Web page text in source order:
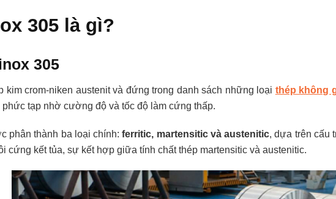
305 là gì?
305
kim crom-niken austenit và đứng trong danh sách những loại thép không
tạp nhờ cường độ và tốc độ làm cứng thấp.
phân thành ba loại chính:ferritic, martensitic và austenitic, dựa trên cấu
cứng kết tủa, sự kết hợp giữa tính chất thép martensitic và austenitic.